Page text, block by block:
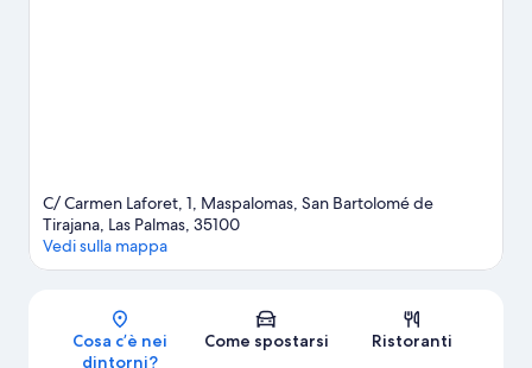
C/ Carmen Laforet, 1, Maspalomas, San Bartolomé de
Tirajana, Las Palmas, 35100
Vedi sulla mappa
Cosa c’è nei
dintorni?
Come spostarsi Ristoranti